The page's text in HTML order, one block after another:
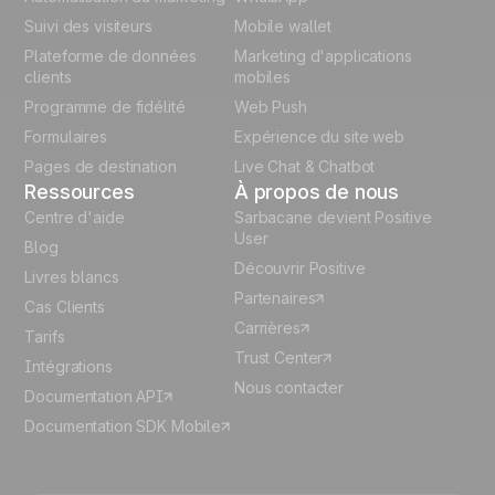
German
Italian
Suivi des visiteurs
Plateforme de données
clients
Programme de fidélité
Formulaires
Pages de destination
Mobile wallet
Marketing d'applications
mobiles
Web Push
Expérience du site web
Live Chat & Chatbot
Ressources
Centre d'aide
Blog
Livres blancs
Cas Clients
Tarifs
Intégrations
Documentation API
Documentation SDK Mobile
À propos de nous
Sarbacane devient Positive
User
Découvrir Positive
Partenaires
Carrières
Trust Center
Nous contacter